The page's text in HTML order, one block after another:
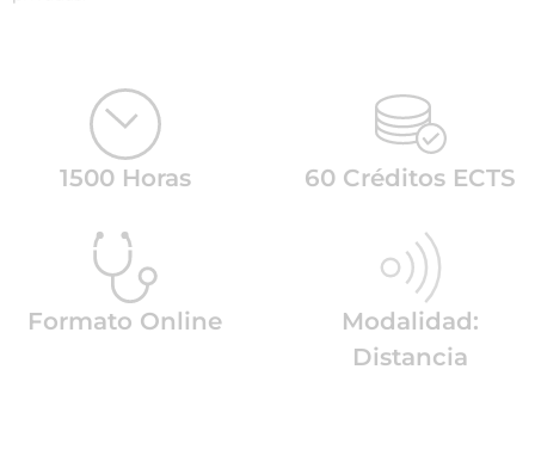
1500 Horas 60 Créditos ECTS
Formato Online
Modalidad:
Distancia